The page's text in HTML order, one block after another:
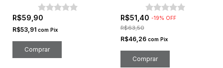
R$59,90
R$53,91 com Pix
Comprar
R$51,40 -19% OFF
R$63,50
R$46,26 com Pix